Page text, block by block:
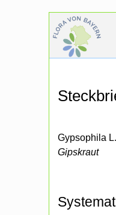
Gypsophila L.
Gipskraut